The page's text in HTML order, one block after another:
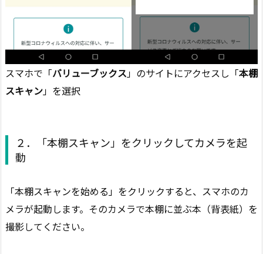
スマホで「バリューブックス」のサイトにアクセスし「本棚
スキャン」を選択
２．「本棚スキャン」をクリックしてカメラを起
動
「本棚スキャンを始める」をクリックすると、スマホのカ
メラが起動します。そのカメラで本棚に並ぶ本（背表紙）を
撮影してください。